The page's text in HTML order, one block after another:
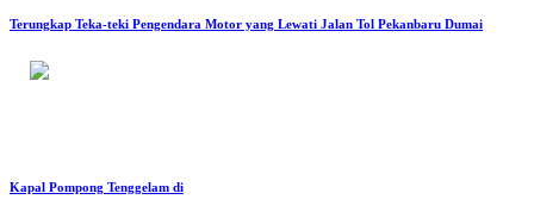
Terungkap Teka-teki Pengendara Motor yang Lewati Jalan Tol Pekanbaru Dumai
Kapal Pompong Tenggelam di